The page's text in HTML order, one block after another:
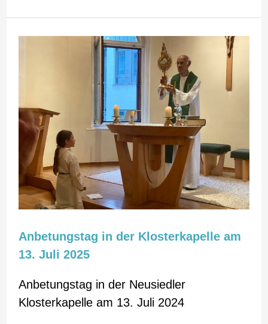
Anbetungstag in der Klosterkapelle am
13. Juli 2025
Anbetungstag in der Neusiedler
Klosterkapelle am 13. Juli 2024
Anbetungstag
am
13.
Juli
2025